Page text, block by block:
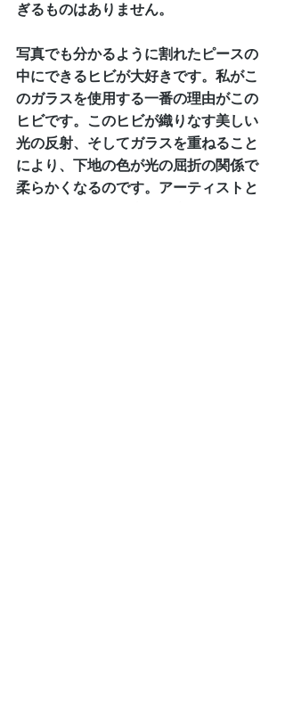
ぎるものはありません。
写真でも分かるように割れたピースの
中にできるヒビが大好きです。私がこ
のガラスを使用する一番の理由がこの
ヒビです。このヒビが織りなす美しい
光の反射、そしてガラスを重ねること
により、下地の色が光の屈折の関係で
柔らかくなるのです。アーティストと